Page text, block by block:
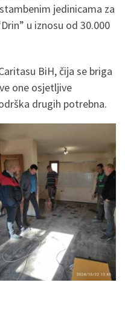
jedinicama za
u iznosu od 30.000
BiH, čija se briga
one osjetljive
drugih potrebna.